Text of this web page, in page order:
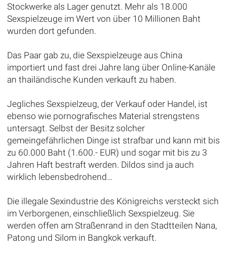
Stockwerke als Lager genutzt. Mehr als 18.000
Sexspielzeuge im Wert von über 10 Millionen Baht
wurden dort gefunden.
Das Paar gab zu, die Sexspielzeuge aus China
importiert und fast drei Jahre lang über Online-Kanäle
an thailändische Kunden verkauft zu haben.
Jegliches Sexspielzeug, der Verkauf oder Handel, ist
ebenso wie pornografisches Material strengstens
untersagt. Selbst der Besitz solcher
gemeingefährlichen Dinge ist strafbar und kann mit bis
zu 60.000 Baht (1.600.- EUR) und sogar mit bis zu 3
Jahren Haft bestraft werden. Dildos sind ja auch
wirklich lebensbedrohend…
Die illegale Sexindustrie des Königreichs versteckt sich
im Verborgenen, einschließlich Sexspielzeug. Sie
werden offen am Straßenrand in den Stadtteilen Nana,
Patong und Silom in Bangkok verkauft.